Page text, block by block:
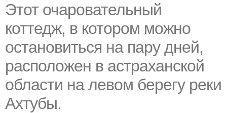
Этот очаровательный
коттедж, в котором можно
остановиться на пару дней,
расположен в астраханской
области на левом берегу реки
Ахтубы.